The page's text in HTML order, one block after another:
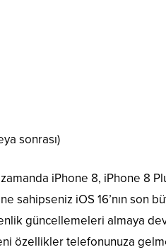
sonrası)
iPhone 8, iPhone 8
sahipseniz iOS 16’nın son
güncellemeleri almaya
özellikler telefonunuza